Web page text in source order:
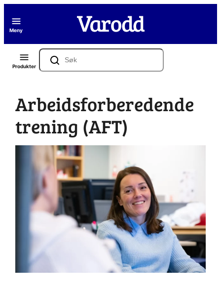
Meny
Produkter
Søk
Arbeidsforberedende
trening (AFT)